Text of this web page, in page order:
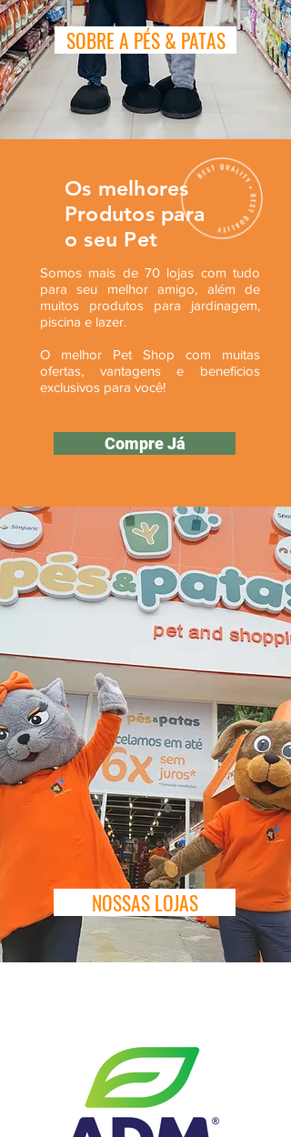
SOBRE A PÉS & PATAS
Os melhores
Produtos para
o seu Pet
Somos mais de 70 lojas com tudo
para seu melhor amigo, além de
muitos produtos para jardinagem,
piscina e lazer.
O melhor Pet Shop com muitas
ofertas, vantagens e benefícios
exclusivos para você!
Compre Já
NOSSAS LOJAS